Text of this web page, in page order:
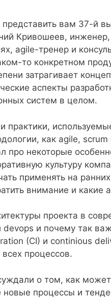
вам 37-й
Кривошеев,
agile-тренер и
то конкретном
затрагивает
аспекты
систем в целом.
как agile,
про некоторые
культуру
применять на
внимание и какие
проекта в
и почему так
(CI) и continious
процессов.
о том, как
процессы и